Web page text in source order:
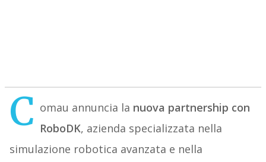
C omau annuncia la nuova partnership con
RoboDK, azienda specializzata nella
simulazione robotica avanzata e nella